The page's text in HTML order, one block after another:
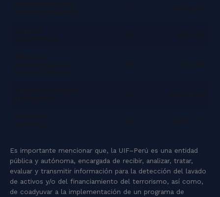
Es importante mencionar que, la UIF–Perú es una entidad
pública y autónoma, encargada de recibir, analizar, tratar,
evaluar y transmitir información para la detección del lavado
de activos y/o del financiamiento del terrorismo, así como,
de coadyuvar a la implementación de un programa de